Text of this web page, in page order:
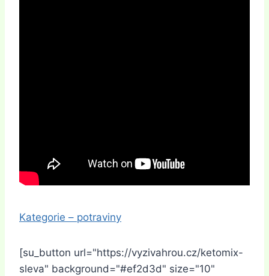
Kategorie – potraviny
[su_button url="https://vyzivahrou.cz/ketomix-
sleva" background="#ef2d3d" size="10"